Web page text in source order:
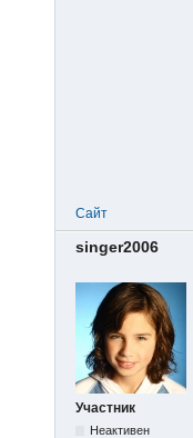
Сайт
singer2006
Участник
Неактивен